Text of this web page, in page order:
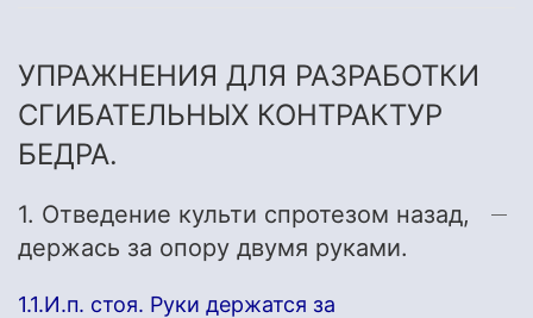
УПРАЖНЕНИЯ ДЛЯ РАЗРАБОТКИ
СГИБАТЕЛЬНЫХ КОНТРАКТУР
БЕДРА.
1. Отведение культи спротезом назад,
держась за опору двумя руками.
1.1.И.п. стоя. Руки держатся за